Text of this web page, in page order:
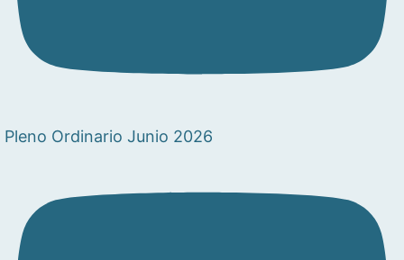
Pleno Ordinario Junio 2026